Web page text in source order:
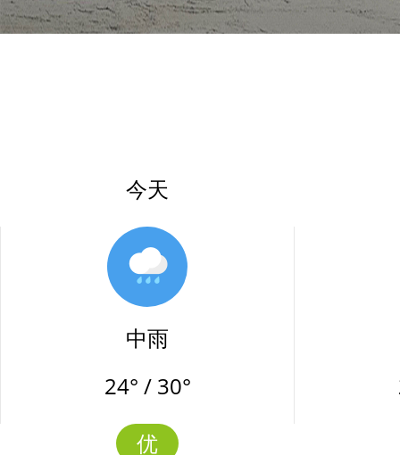
今天
中雨
24° / 30°
优